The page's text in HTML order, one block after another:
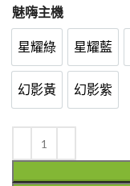
魅嗨主機
星耀綠
星耀綠 星耀藍
星耀藍
幻影黃
幻影黃 幻影紫
幻影紫